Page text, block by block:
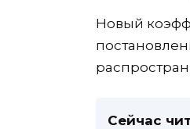
Новый
Сейчас